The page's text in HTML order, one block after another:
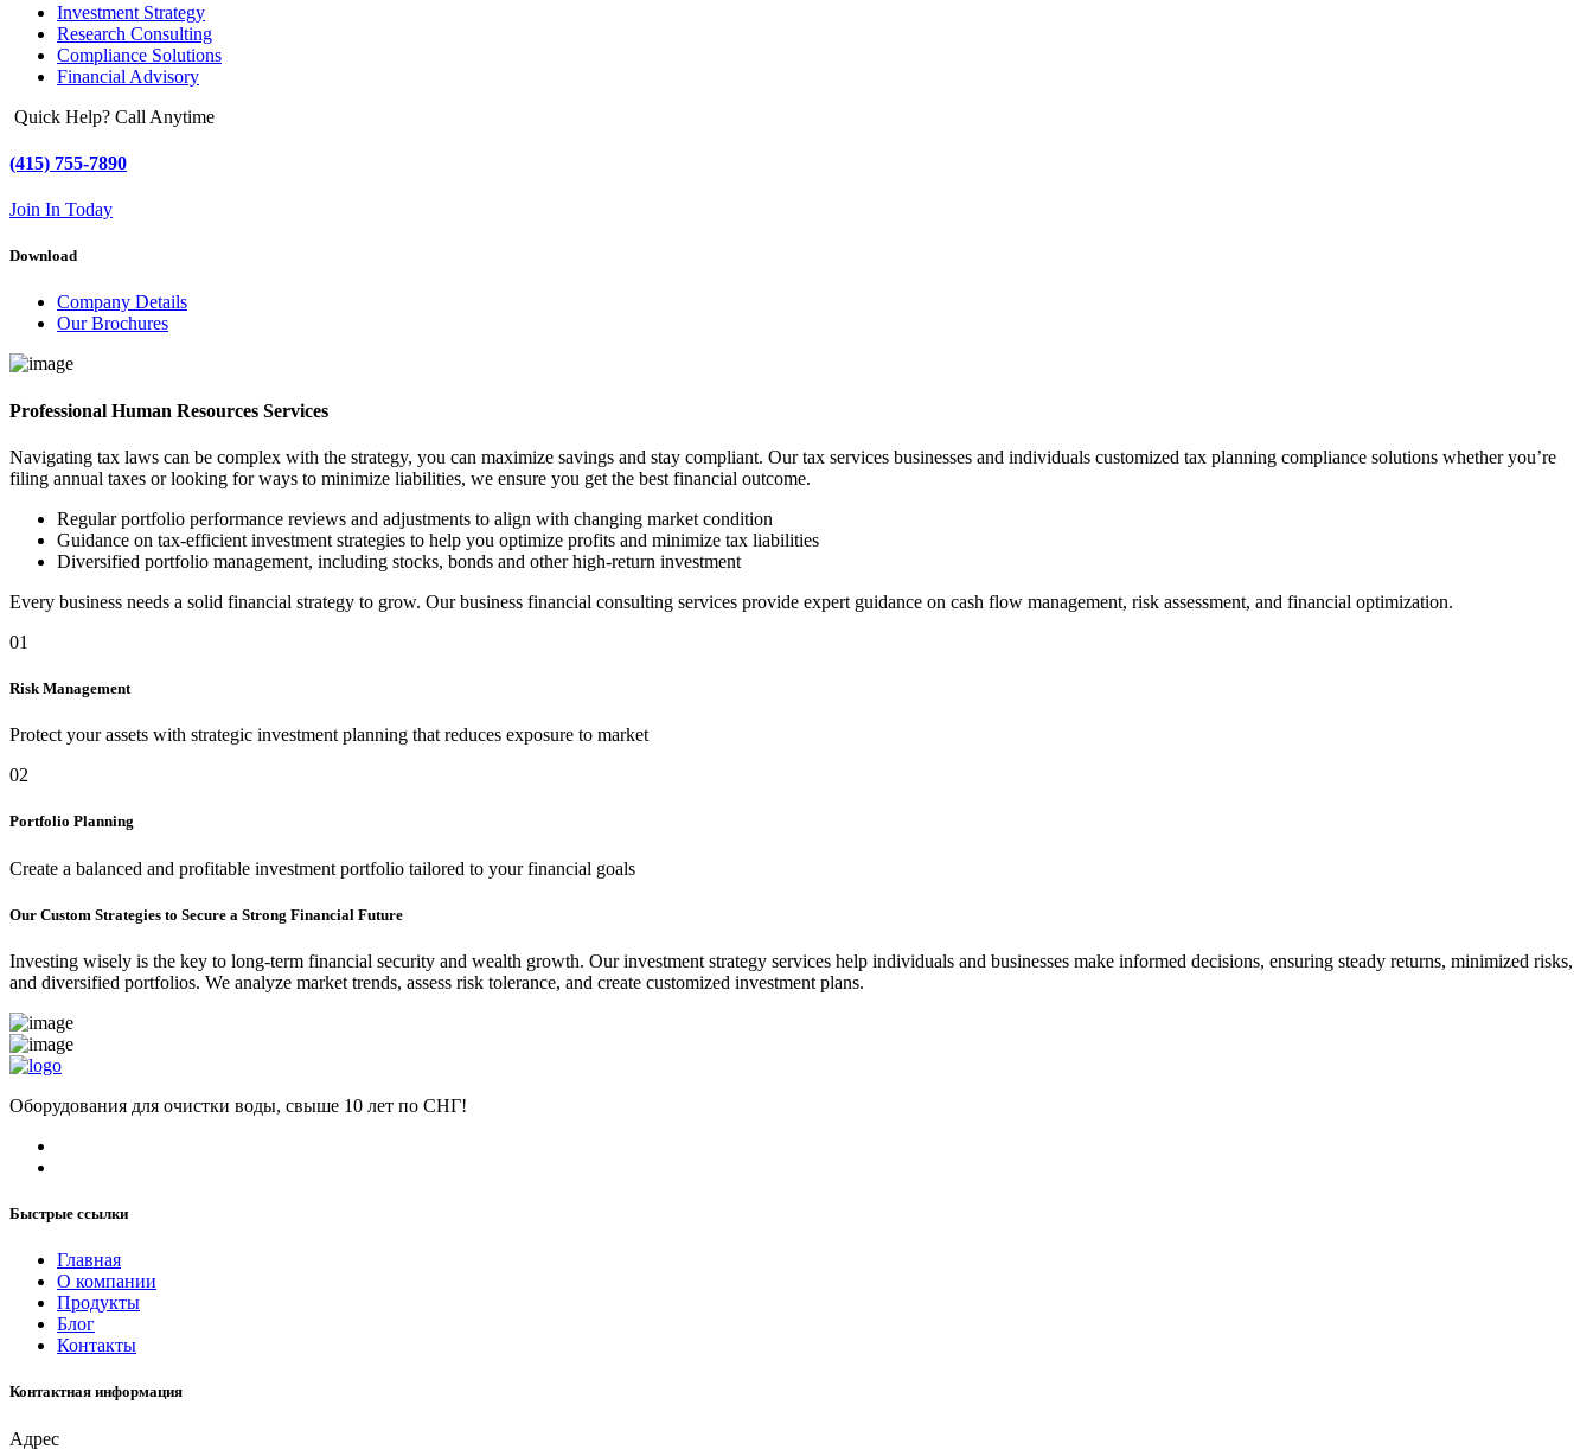
Investment Strategy
Research Consulting
Compliance Solutions
Financial Advisory
Quick Help? Call Anytime
(415) 755-7890
Join In Today
Download
Company Details
Our Brochures
Professional Human Resources Services
Navigating tax laws can be complex with the strategy, you can maximize savings and stay compliant. Our tax services businesses and individuals customized tax planning compliance solutions whether you’re
filing annual taxes or looking for ways to minimize liabilities, we ensure you get the best financial outcome.
Regular portfolio performance reviews and adjustments to align with changing market condition
Guidance on tax-efficient investment strategies to help you optimize profits and minimize tax liabilities
Diversified portfolio management, including stocks, bonds and other high-return investment
Every business needs a solid financial strategy to grow. Our business financial consulting services provide expert guidance on cash flow management, risk assessment, and financial optimization.
01
Risk Management
Protect your assets with strategic investment planning that reduces exposure to market
02
Portfolio Planning
Create a balanced and profitable investment portfolio tailored to your financial goals
Our Custom Strategies to Secure a Strong Financial Future
Investing wisely is the key to long-term financial security and wealth growth. Our investment strategy services help individuals and businesses make informed decisions, ensuring steady returns, minimized risks,
and diversified portfolios. We analyze market trends, assess risk tolerance, and create customized investment plans.
Оборудования для очистки воды, свыше 10 лет по СНГ!
Быстрые ссылки
Главная
О компании
Продукты
Блог
Контакты
Контактная информация
Адрес